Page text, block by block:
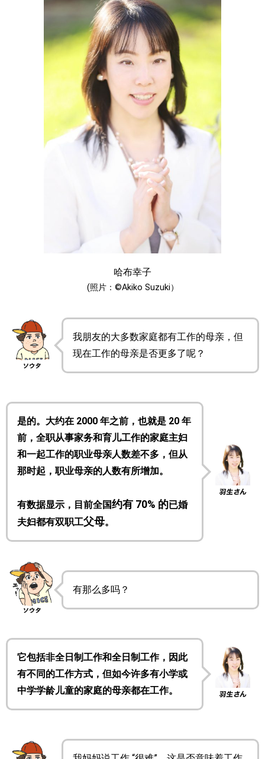
哈布幸子
(照片：©Akiko Suzuki）
我朋友的大多数家庭都有工作的母亲，但
现在工作的母亲是否更多了呢？
是的。大约在 2000 年之前，也就是 20 年
前，全职从事家务和育儿工作的家庭主妇
和一起工作的职业母亲人数差不多，但从
那时起，职业母亲的人数有所增加。
有数据显示，目前全国约有 70% 的已婚
夫妇都有双职工父母。
有那么多吗？
它包括非全日制工作和全日制工作，因此
有不同的工作方式，但如今许多有小学或
中学学龄儿童的家庭的母亲都在工作。